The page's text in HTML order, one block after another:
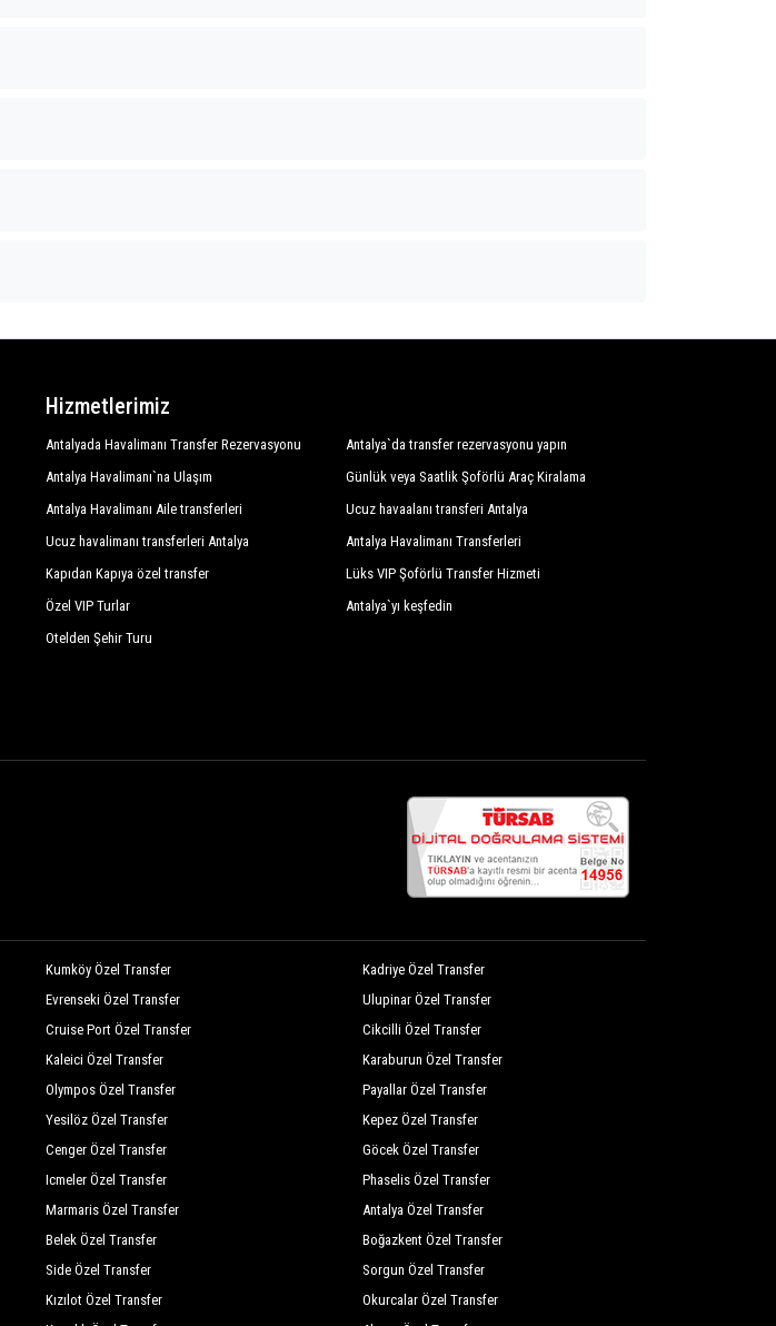
Hizmetlerimiz
Antalyada Havalimanı Transfer Rezervasyonu
Antalya`da transfer rezervasyonu yapın
Antalya Havalimanı`na Ulaşım
Günlük veya Saatlik Şoförlü Araç Kiralama
Antalya Havalimanı Aile transferleri
Ucuz havaalanı transferi Antalya
Ucuz havalimanı transferleri Antalya
Antalya Havalimanı Transferleri
Kapıdan Kapıya özel transfer
Lüks VIP Şoförlü Transfer Hizmeti
Özel VIP Turlar
Antalya`yı keşfedin
Otelden Şehir Turu
Kumköy Özel Transfer
Kadriye Özel Transfer
Evrenseki Özel Transfer
Ulupinar Özel Transfer
Cruise Port Özel Transfer
Cikcilli Özel Transfer
Kaleici Özel Transfer
Karaburun Özel Transfer
Olympos Özel Transfer
Payallar Özel Transfer
Yesilöz Özel Transfer
Kepez Özel Transfer
Cenger Özel Transfer
Göcek Özel Transfer
Icmeler Özel Transfer
Phaselis Özel Transfer
Marmaris Özel Transfer
Antalya Özel Transfer
Belek Özel Transfer
Boğazkent Özel Transfer
Side Özel Transfer
Sorgun Özel Transfer
Kızılot Özel Transfer
Okurcalar Özel Transfer